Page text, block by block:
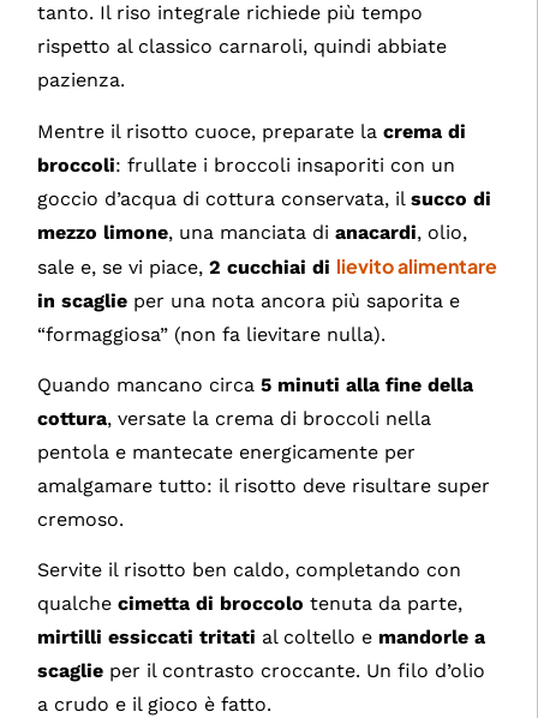
tanto. Il riso integrale richiede più tempo
rispetto al classico carnaroli, quindi abbiate
pazienza.
Mentre il risotto cuoce, preparate lacrema di
broccoli: frullate i broccoli insaporiti con un
goccio d’acqua di cottura conservata, ilsucco di
mezzo limone, una manciata dianacardi, olio,
sale e, se vi piace,2 cucchiai di lievito alimentare
in scaglie per una nota ancora più saporita e
“formaggiosa” (non fa lievitare nulla).
Quando mancano circa5 minuti alla fine della
cottura, versate la crema di broccoli nella
pentola e mantecate energicamente per
amalgamare tutto: il risotto deve risultare super
cremoso.
Servite il risotto ben caldo, completando con
qualchecimetta di broccolo tenuta da parte,
mirtilli essiccati tritati al coltello e mandorle a
scaglie per il contrasto croccante. Un filo d’olio
a crudo e il gioco è fatto.